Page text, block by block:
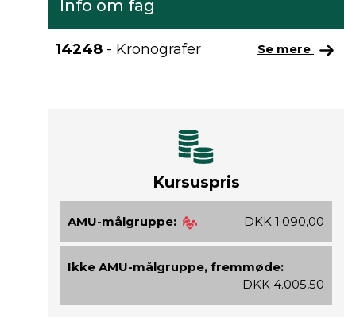
Info om fag
14248 - Kronografer Se mere
Kursuspris
AMU-målgruppe: DKK 1.090,00
Ikke AMU-målgruppe, fremmøde:
DKK 4.005,50